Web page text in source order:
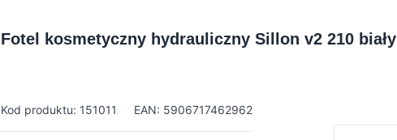
Fotel kosmetyczny hydrauliczny Sillon v2 210 biały
Kod produktu: 151011 EAN: 5906717462962